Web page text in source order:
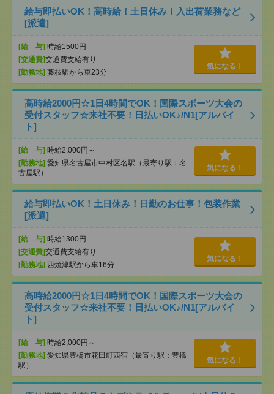
給与即払いOK！高時給！土日休み！入出荷業務など
[派遣]
[給 与] 時給1500円
[交通費]交通費支給有り
[勤務地] 藤枝駅から車23分
気になる！
高時給2000円☆1日4時間でOK！国際スポーツ大会の
受付スタッフ☆来社不要！日払いOK♪/N1[アルバイ
ト]
[給 与] 時給2,000円～
[勤務地] 愛知県名古屋市中村区名駅（最寄り駅：名
古屋駅）
気になる！
給与即払いOK！土日休み！日勤のお仕事！包装作業
[派遣]
[給 与] 時給1300円
[交通費]交通費支給有り
[勤務地] 西焼津駅から車16分
気になる！
高時給2000円☆1日4時間でOK！国際スポーツ大会の
受付スタッフ☆来社不要！日払いOK♪/N1[アルバイ
ト]
[給 与] 時給2,000円～
[勤務地] 愛知県豊橋市花田町西宿（最寄り駅：豊橋
駅）
気になる！